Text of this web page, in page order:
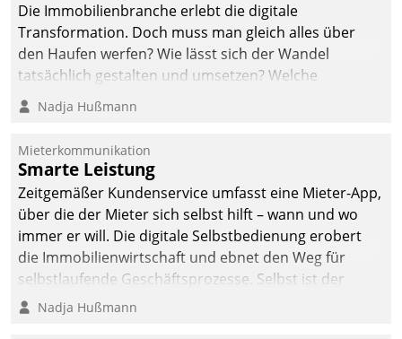
Die Immobilienbranche erlebt die digitale
Transformation. Doch muss man gleich alles über
den Haufen werfen? Wie lässt sich der Wandel
tatsächlich gestalten und umsetzen? Welche
Argumente zählen wirklich?
Nadja Hußmann
Mieterkommunikation
Smarte Leistung
Zeitgemäßer Kundenservice umfasst eine Mieter-App,
über die der Mieter sich selbst hilft – wann und wo
immer er will. Die digitale Selbstbedienung erobert
die Immobilienwirtschaft und ebnet den Weg für
selbstlaufende Geschäftsprozesse. Selbst ist der
Kunde und smart der Serviceanbieter.
Nadja Hußmann